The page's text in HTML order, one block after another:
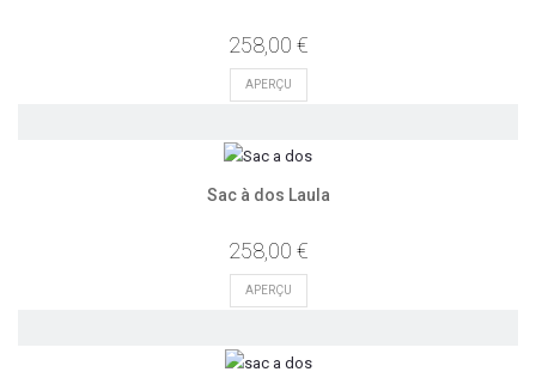
258,00 €
APERÇU
Sac à dos Laula
258,00 €
APERÇU